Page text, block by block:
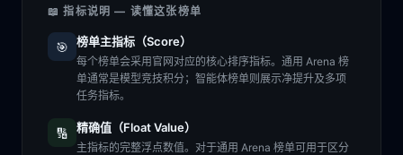
📖 指标说明 — 读懂这张榜单
🎯 榜单主指标（Score）
每个榜单会采用官网对应的核心排序指标。通用 Arena 榜
单通常是模型竞技积分；智能体榜单则展示净提升及多项
任务指标。
🔢 精确值（Float Value）
主指标的完整浮点数值。对于通用 Arena 榜单可用于区分